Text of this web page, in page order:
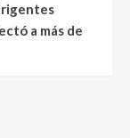
a más de